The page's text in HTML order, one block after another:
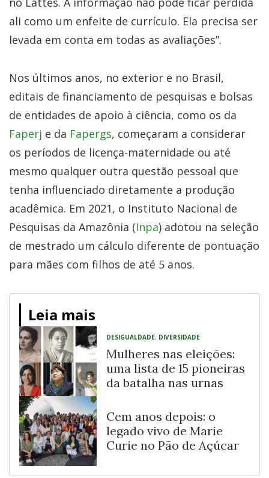
ali como um enfeite de currículo. Ela precisa ser
levada em conta em todas as avaliações”.
Nos últimos anos, no exterior e no Brasil,
editais de financiamento de pesquisas e bolsas
de entidades de apoio à ciência, como os da
Faperj e da Fapergs, começaram a considerar
os períodos de licença-maternidade ou até
mesmo qualquer outra questão pessoal que
tenha influenciado diretamente a produção
acadêmica. Em 2021, o Instituto Nacional de
Pesquisas da Amazônia (Inpa) adotou na seleção
de mestrado um cálculo diferente de pontuação
para mães com filhos de até 5 anos.
Leia mais
DESIGUALDADE, DIVERSIDADE
Mulheres nas eleições:
uma lista de 15 pioneiras
da batalha nas urnas
Cem anos depois: o
legado vivo de Marie
Curie no Pão de Açúcar